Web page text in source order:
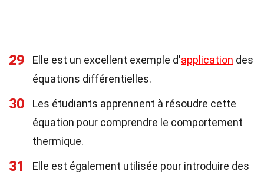
29 Elle est un excellent exemple d'application des
équations différentielles.
30
Les étudiants apprennent à résoudre cette
équation pour comprendre le comportement
thermique.
31
Elle est également utilisée pour introduire des